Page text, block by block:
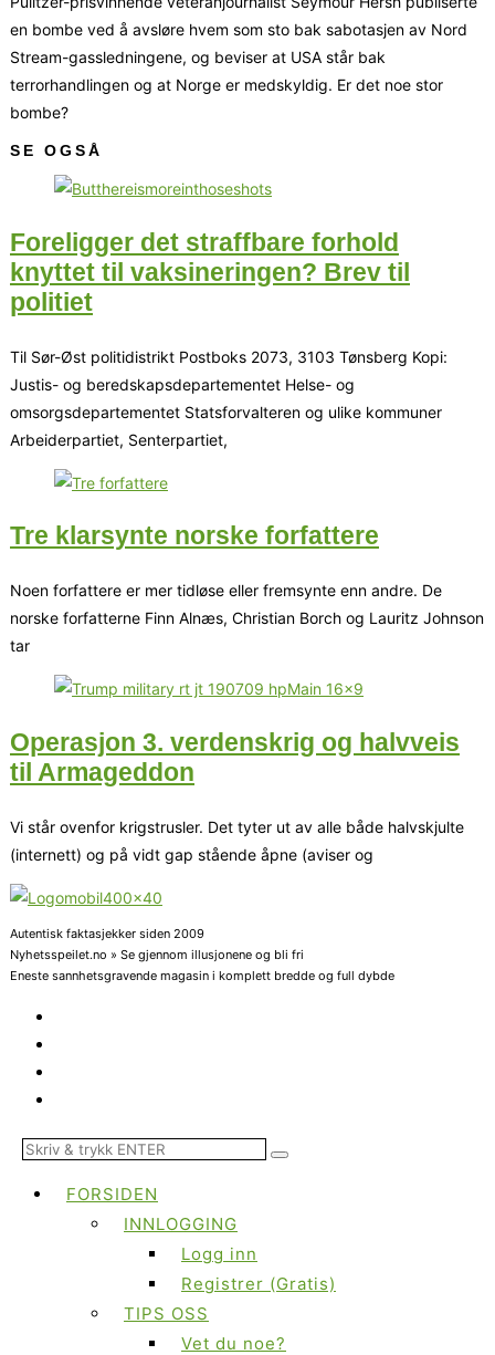
en bombe ved å avsløre hvem som sto bak sabotasjen av Nord
Stream-gassledningene, og beviser at USA står bak
terrorhandlingen og at Norge er medskyldig. Er det noe stor
bombe?
SE OGSÅ
Foreligger det straffbare forhold
knyttet til vaksineringen? Brev til
politiet
Til Sør-Øst politidistrikt Postboks 2073, 3103 Tønsberg Kopi:
Justis- og beredskapsdepartementet Helse- og
omsorgsdepartementet Statsforvalteren og ulike kommuner
Arbeiderpartiet, Senterpartiet,
Tre klarsynte norske forfattere
Noen forfattere er mer tidløse eller fremsynte enn andre. De
norske forfatterne Finn Alnæs, Christian Borch og Lauritz Johnson
tar
Operasjon 3. verdenskrig og halvveis
til Armageddon
Vi står ovenfor krigstrusler. Det tyter ut av alle både halvskjulte
(internett) og på vidt gap stående åpne (aviser og
Autentisk faktasjekker siden 2009
Nyhetsspeilet.no » Se gjennom illusjonene og bli fri
Eneste sannhetsgravende magasin i komplett bredde og full dybde
FORSIDEN
INNLOGGING
Logg inn
Registrer (Gratis)
TIPS OSS
Vet du noe?